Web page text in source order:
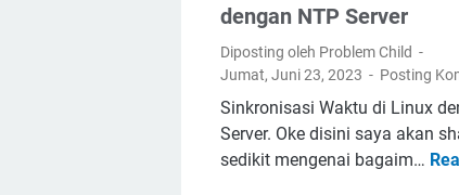
dengan NTP Server
Diposting oleh Problem Child
Jumat, Juni 23, 2023
Posting
Sinkronisasi Waktu di Linux
Server. Oke disini saya akan
sedikit mengenai bagaim…